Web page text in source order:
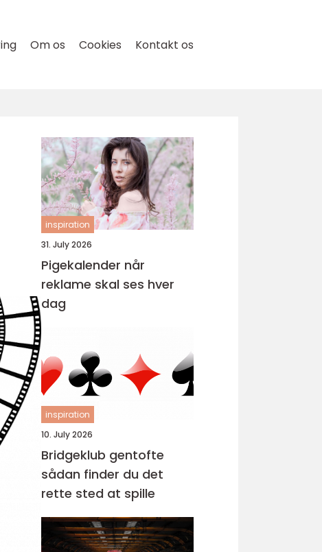
Om os Cookies Kontakt os
inspiration
31. July 2026
Pigekalender når
reklame skal ses hver
dag
inspiration
10. July 2026
Bridgeklub gentofte
sådan finder du det
rette sted at spille